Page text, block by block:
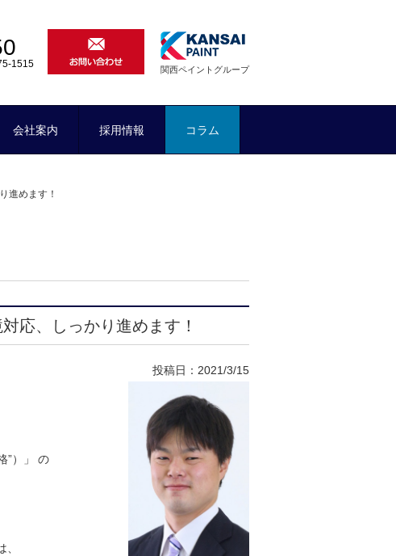
1515 関西ペイントグループ
会社案内 採用情報 コラム
進めます！
応、しっかり進めます！
投稿日：2021/3/15
”）」 の